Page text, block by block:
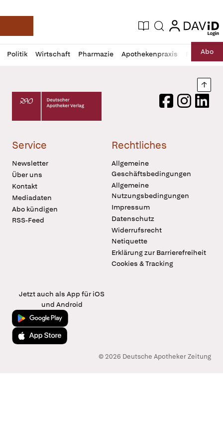
Deutsche Apotheker Zeitung
Aktuelle Ausgabe
Suche login
login
Politik Wirtschaft Pharmazie Apothekenpraxis RechtAbo
Profil
öffnen
Daz
Pur
Deutscher Apotheker Verlag Logo
FacebookInstagram
Service
Newsletter
Über uns
Kontakt
Mediadaten
Abo kündigen
RSS-Feed
Rechtliches
Allgemeine
Geschäftsbedingungen
Allgemeine
Nutzungsbedingungen
Impressum
Datenschutz
Widerrufsrecht
Netiquette
Erklärung zur Barrierefreiheit
Cookies & Tracking
Jetzt auch als App für iOS
und Android
Jetzt bei Google Play
Laden im App Store
© 2026 Deutsche Apotheker Zeitung